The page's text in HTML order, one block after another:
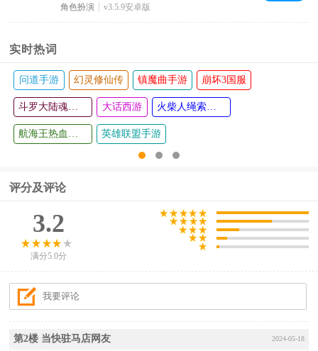
角色扮演 v3.5.9安卓版
实时热词
问道手游 幻灵修仙传 镇魔曲手游 崩坏3国服
斗罗大陆魂师对决手游 大话西游 火柴人绳索英雄
航海王热血航线 英雄联盟手游
评分及评论
3.2
满分5.0分
第2楼 当快驻马店网友 2024-05-18